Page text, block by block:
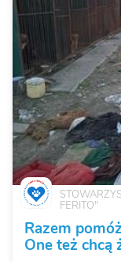
FERITO"
Razem
One też chcą